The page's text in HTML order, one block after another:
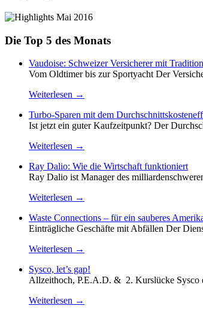
Die Top 5 des Monats
Vaudoise: Schweizer Versicherer mit Tradition
Vom Oldtimer bis zur Sportyacht Der
Weiterlesen →
Turbo-Sparen mit dem
Ist jetzt ein guter Kaufzeitpunkt? Der
Weiterlesen →
Ray Dalio: Wie die Wirtschaft funktioniert
Ray Dalio ist Manager des
Weiterlesen →
Waste Connections – für ein sauberes
Einträgliche Geschäfte mit Abfällen Der
Weiterlesen →
Sysco, let’s gap!
Allzeithoch, P.E.A.D. & 2. Kurslücke Sysco
Weiterlesen →